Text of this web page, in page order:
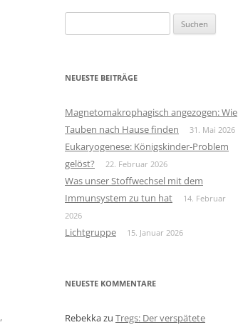
,
nach:
NEUESTE BEITRÄGE
Magnetomakrophagisch angezogen: Wie
Tauben nach Hause finden
31. Mai 2026
Eukaryogenese: Königskinder-Problem
gelöst?
22. Februar 2026
Was unser Stoffwechsel mit dem
Immunsystem zu tun hat
14. Februar
2026
Lichtgruppe 15. Januar 2026
NEUESTE KOMMENTARE
Rebekkazu Tregs: Der verspätete